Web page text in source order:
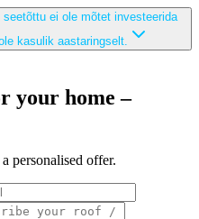
ei ole mõtet investeerida
kasulik aastaringselt.
your home –
personalised offer.